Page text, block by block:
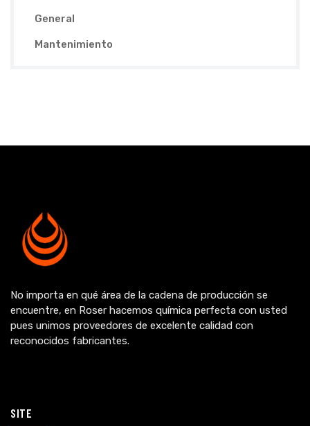
General
Mantenimiento
No importa en qué área de la cadena de producción se
encuentre, en Roser hacemos química perfecta con usted
pues unimos proveedores de excelente calidad con
reconocidos fabricantes.
SITE